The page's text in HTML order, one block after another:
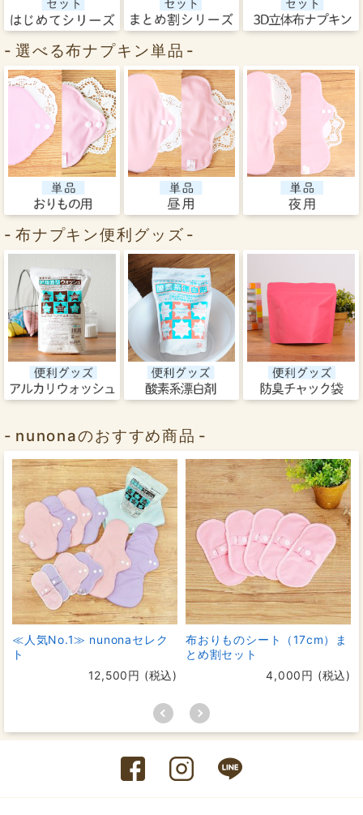
選べる布ナプキン単品
布ナプキン便利グッズ
nunonaのおすすめ商品
≪人気No.1≫ nunonaセレク
ト
12,500円 (税込)
布おりものシート（17cm）ま
とめ割セット
4,000円 (税込)